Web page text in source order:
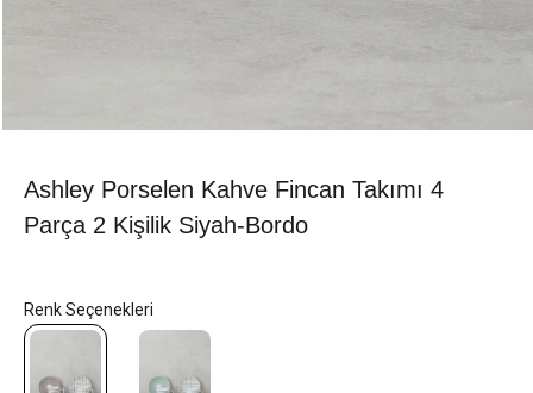
Ashley Porselen Kahve Fincan Takımı 4
Parça 2 Kişilik Siyah-Bordo